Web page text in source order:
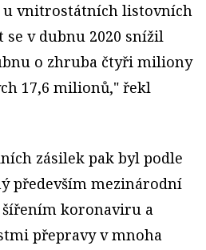
u vnitrostátních listovních
se v dubnu 2020 snížil
o zhruba čtyři miliony
17,6 milionů," řekl
zásilek pak byl podle
především mezinárodní
koronaviru a
přepravy v mnoha